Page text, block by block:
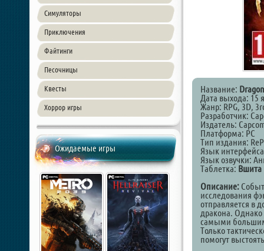
Симуляторы
Приключения
Файтинги
Песочницы
Квесты
Хоррор игры
Ожидаемые игры
Название:
Дата выхода: 15
Жанр: RPG, 3D,
Разработчик:
Издатель:
Платформа: PC
Тип издания:
Язык
Язык озвучки:
Таблетка: Вшита
Описание:
исследования
отправляется в
дракона. Однако
самыми
Только
помогут